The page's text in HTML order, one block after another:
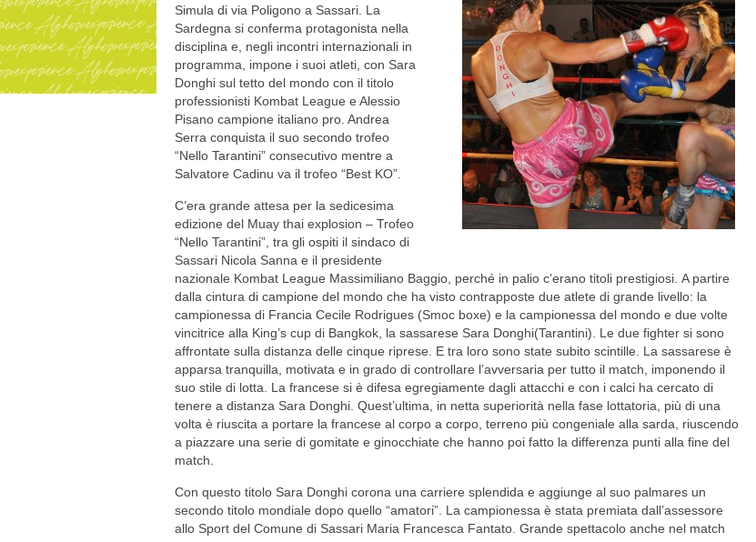
Simula di via Poligono a Sassari. La
Sardegna si conferma protagonista nella
disciplina e, negli incontri internazionali in
programma, impone i suoi atleti, con Sara
Donghi sul tetto del mondo con il titolo
professionisti Kombat League e Alessio
Pisano campione italiano pro. Andrea
Serra conquista il suo secondo trofeo
“Nello Tarantini” consecutivo mentre a
Salvatore Cadinu va il trofeo “Best KO”.
C’era grande attesa per la sedicesima
edizione del Muay thai explosion – Trofeo
“Nello Tarantini”, tra gli ospiti il sindaco di
Sassari Nicola Sanna e il presidente
nazionale Kombat League Massimiliano Baggio, perché in palio c’erano titoli prestigiosi. A partire
dalla cintura di campione del mondo che ha visto contrapposte due atlete di grande livello: la
campionessa di Francia Cecile Rodrigues (Smoc boxe) e la campionessa del mondo e due volte
vincitrice alla King’s cup di Bangkok, la sassarese Sara Donghi(Tarantini). Le due fighter si sono
affrontate sulla distanza delle cinque riprese. E tra loro sono state subito scintille. La sassarese è
apparsa tranquilla, motivata e in grado di controllare l’avversaria per tutto il match, imponendo il
suo stile di lotta. La francese si è difesa egregiamente dagli attacchi e con i calci ha cercato di
tenere a distanza Sara Donghi. Quest’ultima, in netta superiorità nella fase lottatoria, più di una
volta è riuscita a portare la francese al corpo a corpo, terreno più congeniale alla sarda, riuscendo
a piazzare una serie di gomitate e ginocchiate che hanno poi fatto la differenza punti alla fine del
match.
Con questo titolo Sara Donghi corona una carriere splendida e aggiunge al suo palmares un
secondo titolo mondiale dopo quello “amatori”. La campionessa è stata premiata dall’assessore
allo Sport del Comune di Sassari Maria Francesca Fantato. Grande spettacolo anche nel match